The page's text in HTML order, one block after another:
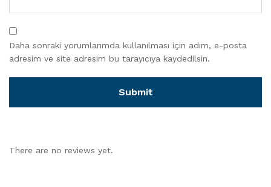
Daha sonraki yorumlarımda kullanılması için adım, e-posta
adresim ve site adresim bu tarayıcıya kaydedilsin.
There are no reviews yet.